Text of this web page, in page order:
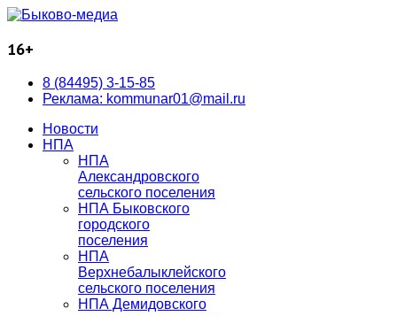
16+
8 (84495) 3-15-85
Реклама: kommunar01@mail.ru
Новости
НПА
НПА
Александровского
сельского поселения
НПА Быковского
городского
поселения
НПА
Верхнебалыклейского
сельского поселения
НПА Демидовского